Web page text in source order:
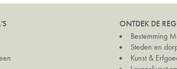
ONTDEK DE
Bestemming
Steden en
Kunst &